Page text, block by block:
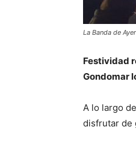
La Banda de
Festividad
Gondomar
A lo largo
disfrutar de